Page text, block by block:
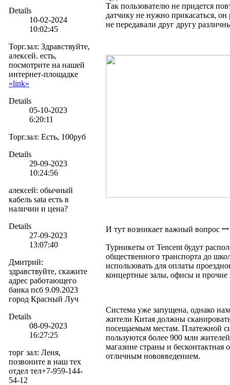
Details
10-02-2024
10:02:45
Торг.зал: Здравствуйте,
алексей. есть,
посмотрите на нашей
интернет-площадке
«link»
Details
05-10-2023
6:20:11
Торг.зал: Есть, 100руб
Details
29-09-2023
10:24:56
алексей: обычный
кабель sata есть в
наличии и цена?
Details
27-09-2023
13:07:40
Дмитрий:
здравствуйте, скажите
адрес работающего
банка псб 9.09.2023
город Красный Луч
Details
08-09-2023
16:27:25
торг зал: Леня,
позвоните в наш тех
отдел тел+7-959-144-
54-12
Так пользователю не придется
датчику не нужно прикасаться,
не передавали друг другу
И тут возникает важный вопрос ꟷ
Турникеты от Tencent будут
общественного транспорта до
использовать для оплаты
концертные залы, офисы и прочие
Система уже запущена, однако
жители Китая должны
посещаемым местам. Платежной
пользуются более 900 млн
магазине страны и бесконтактная
отличным нововведением.